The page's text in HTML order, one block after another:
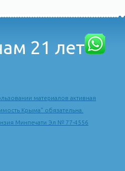
21 лет
материалов активная
Крыма" обязательна.
Минпечати Эл № 77-4556